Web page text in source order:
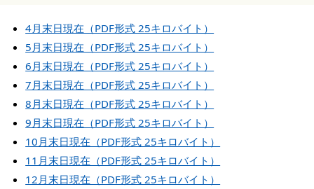
4月末日現在（PDF形式 25キロバイト）
5月末日現在（PDF形式 25キロバイト）
6月末日現在（PDF形式 25キロバイト）
7月末日現在（PDF形式 25キロバイト）
8月末日現在（PDF形式 25キロバイト）
9月末日現在（PDF形式 25キロバイト）
10月末日現在（PDF形式 25キロバイト）
11月末日現在（PDF形式 25キロバイト）
12月末日現在（PDF形式 25キロバイト）